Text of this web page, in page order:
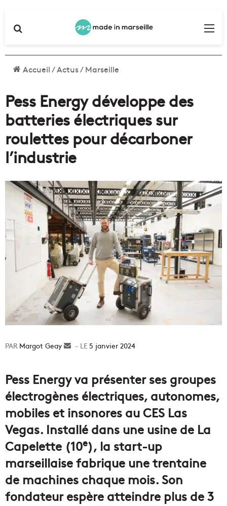
Accueil/Actus/Marseille
Pess Energy développe des
batteries électriques sur
roulettes pour décarboner
l’industrie
Margot Geay
Envoyer5 janvier 2024
Pess Energy va présenter ses groupes
électrogènes électriques, autonomes,
mobiles et insonores au CES Las
Vegas. Installé dans une usine de La
Capelette (10e), la start-up
marseillaise fabrique une trentaine
de machines chaque mois. Son
fondateur espère atteindre plus de 3